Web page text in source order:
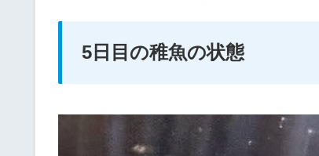
5日目の稚魚の状態